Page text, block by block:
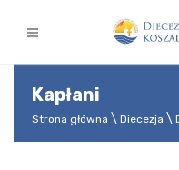
Kapłani
Strona główna Diecezja